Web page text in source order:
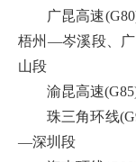
广昆高速
梧州—岑溪段、
山段
渝昆高速
珠三角环线
—深圳段